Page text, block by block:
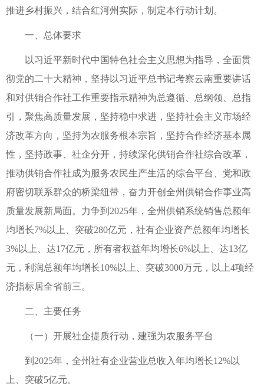
推进乡村振兴，结合红河州实际，制定本行动计划。
一、总体要求
以习近平新时代中国特色社会主义思想为指导，全面贯
彻党的二十大精神，坚持以习近平总书记考察云南重要讲话
和对供销合作社工作重要指示精神为总遵循、总纲领、总指
引，聚焦高质量发展，坚持稳中求进，坚持社会主义市场经
济改革方向，坚持为农服务根本宗旨，坚持合作经济基本属
性，坚持政事、社企分开，持续深化供销合作社综合改革，
推动供销合作社成为服务农民生产生活的综合平台、党和政
府密切联系群众的桥梁纽带，奋力开创全州供销合作事业高
质量发展新局面。力争到2025年，全州供销系统销售总额年
均增长7%以上、突破280亿元，社有企业资产总额年均增长
3%以上、达17亿元，所有者权益年均增长6%以上、达13亿
元，利润总额年均增长10%以上、突破3000万元，以上4项经
济指标居全省前三。
二、主要任务
（一）开展社企提质行动，建强为农服务平台
到2025年，全州社有企业营业总收入年均增长12%以
上、突破5亿元。